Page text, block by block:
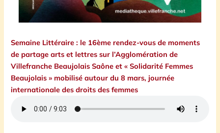
Semaine Littéraire : le 16ème rendez-vous de moments
de partage arts et lettres sur l’Agglomération de
Villefranche Beaujolais Saône et « Solidarité Femmes
Beaujolais » mobilisé autour du 8 mars, journée
internationale des droits des femmes